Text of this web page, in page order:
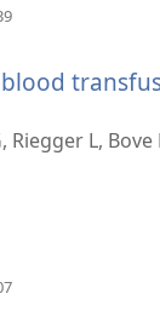
L, Bove